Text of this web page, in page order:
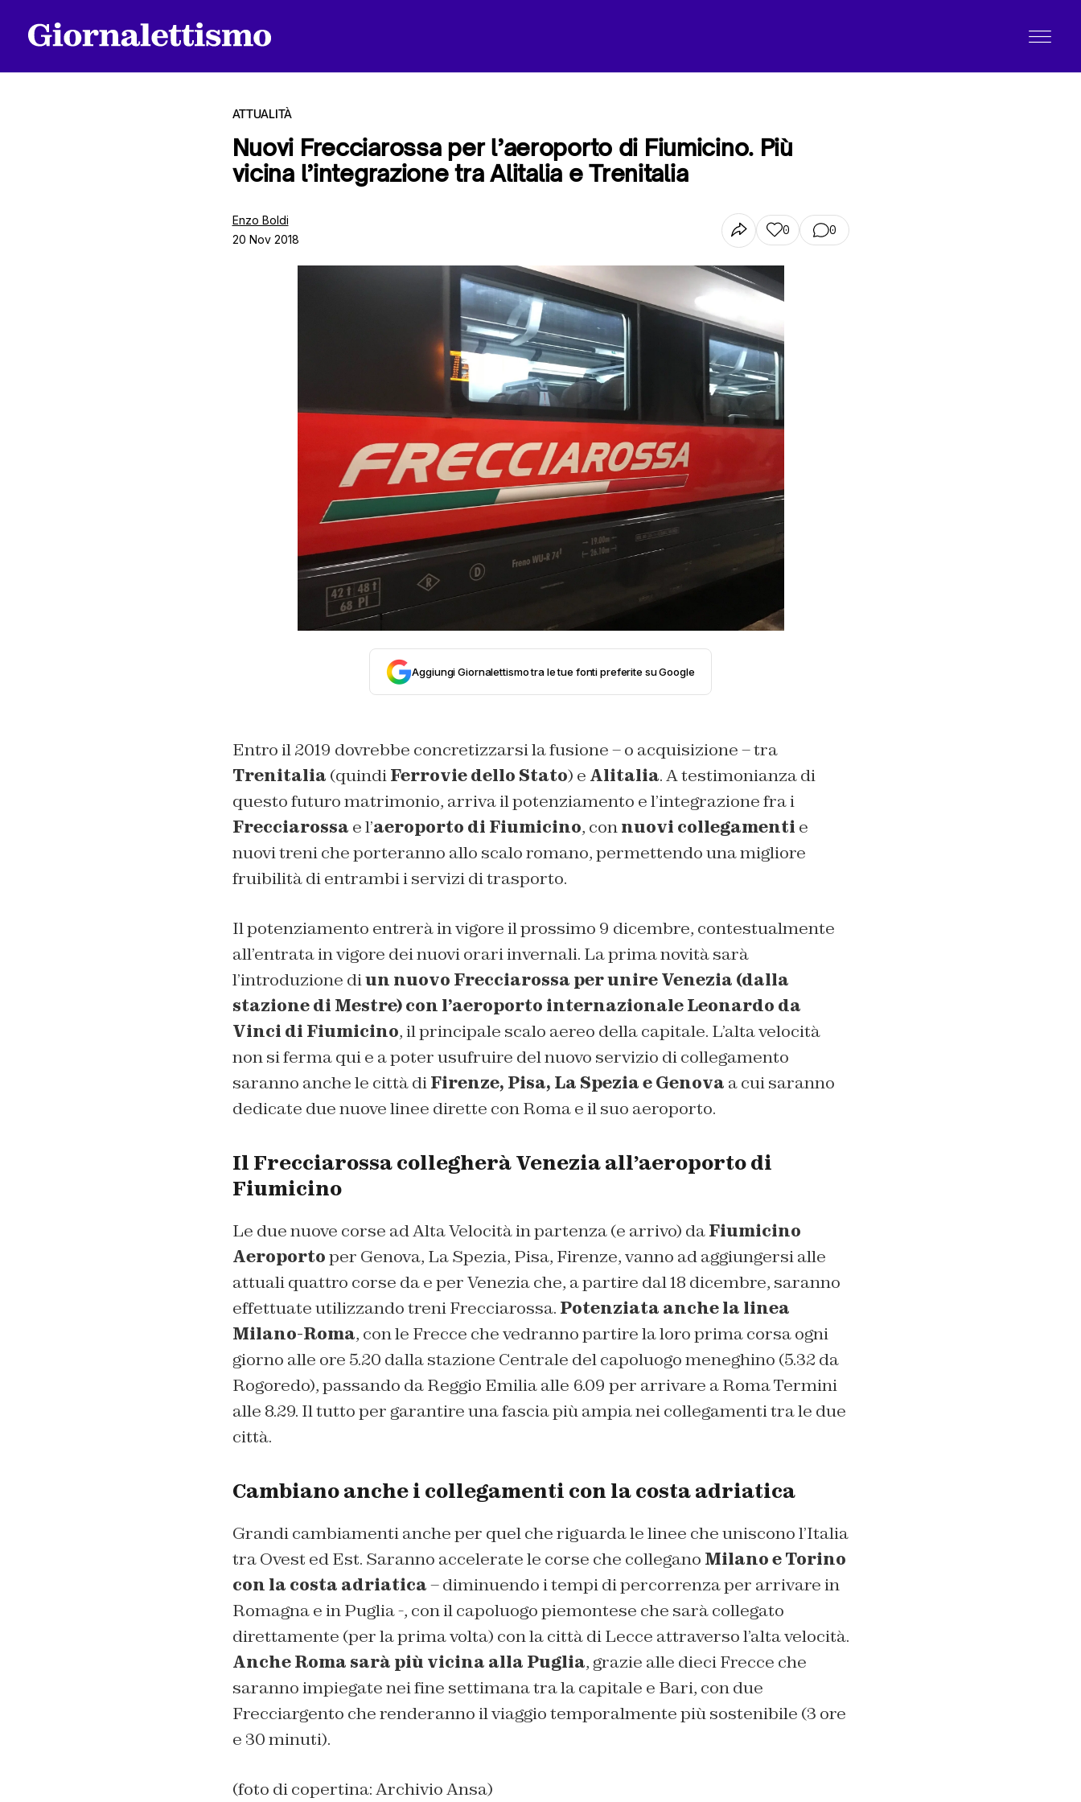
ATTUALITÀ
Nuovi Frecciarossa per l’aeroporto di Fiumicino. Più
vicina l’integrazione tra Alitalia e Trenitalia
Enzo Boldi
20 Nov 2018
0 0
Aggiungi Giornalettismo tra le tue fonti preferite su Google
Entro il 2019 dovrebbe concretizzarsi la fusione – o acquisizione – tra
Trenitalia (quindiFerrovie dello Stato) e Alitalia. A testimonianza di
questo futuro matrimonio, arriva il potenziamento e l’integrazione fra i
Frecciarossa e l’aeroporto di Fiumicino, connuovi collegamenti e
nuovi treni che porteranno allo scalo romano, permettendo una migliore
fruibilità di entrambi i servizi di trasporto.
Il potenziamento entrerà in vigore il prossimo 9 dicembre, contestualmente
all’entrata in vigore dei nuovi orari invernali. La prima novità sarà
l’introduzione diun nuovo Frecciarossa per unire Venezia (dalla
stazione di Mestre) con l’aeroporto internazionale Leonardo da
Vinci di Fiumicino, il principale scalo aereo della capitale. L’alta velocità
non si ferma qui e a poter usufruire del nuovo servizio di collegamento
saranno anche le città diFirenze, Pisa, La Spezia e Genova a cui saranno
dedicate due nuove linee dirette con Roma e il suo aeroporto.
Il Frecciarossa collegherà Venezia all’aeroporto di
Fiumicino
Le due nuove corse ad Alta Velocità in partenza (e arrivo) daFiumicino
Aeroportoper Genova, La Spezia, Pisa, Firenze, vanno ad aggiungersi alle
attuali quattro corse da e per Venezia che, a partire dal 18 dicembre, saranno
effettuate utilizzando treni Frecciarossa. Potenziata anche la linea
Milano-Roma, con le Frecce che vedranno partire la loro prima corsa ogni
giorno alle ore 5.20 dalla stazione Centrale del capoluogo meneghino (5.32 da
Rogoredo), passando da Reggio Emilia alle 6.09 per arrivare a Roma Termini
alle 8.29. Il tutto per garantire una fascia più ampia nei collegamenti tra le due
città.
Cambiano anche i collegamenti con la costa adriatica
Grandi cambiamenti anche per quel che riguarda le linee che uniscono l’Italia
tra Ovest ed Est. Saranno accelerate le corse che collegano Milano e Torino
con la costa adriatica– diminuendo i tempi di percorrenza per arrivare in
Romagna e in Puglia -, con il capoluogo piemontese che sarà collegato
direttamente (per la prima volta) con la città di Lecce attraverso l’alta velocità.
Anche Roma sarà più vicina alla Puglia, grazie alle dieci Frecce che
saranno impiegate nei fine settimana tra la capitale e Bari, con due
Frecciargento che renderanno il viaggio temporalmente più sostenibile (3 ore
e 30 minuti).
(foto di copertina: Archivio Ansa)